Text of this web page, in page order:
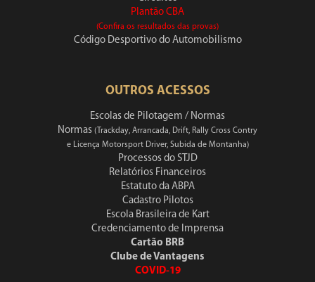
Plantão CBA
(Confira os resultados das provas)
Código Desportivo do Automobilismo
OUTROS ACESSOS
Escolas de Pilotagem / Normas
Normas (Trackday, Arrancada, Drift, Rally Cross Contry
e Licença Motorsport Driver, Subida de Montanha)
Processos do STJD
Relatórios Financeiros
Estatuto da ABPA
Cadastro Pilotos
Escola Brasileira de Kart
Credenciamento de Imprensa
Cartão BRB
Clube de Vantagens
COVID-19